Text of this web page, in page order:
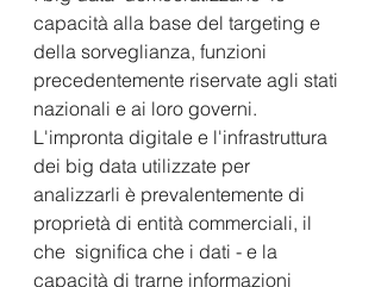
capacità alla base del targeting e
della sorveglianza, funzioni
precedentemente riservate agli stati
nazionali e ai loro governi.
L'impronta digitale e l'infrastruttura
dei big data utilizzate per
analizzarli è prevalentemente di
proprietà di entità commerciali, il
che  significa che i dati - e la
capacità di trarne informazioni